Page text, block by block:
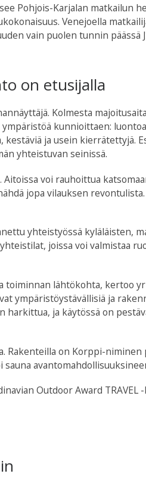
Pohjois-Karjalan matkailun
Venejoella
vain puolen tunnin päässä
on etusijalla
Kolmesta
kunnioittaen:
kestäviä ja usein kierrätettyjä.
yhteistuvan seinissä.
voi rauhoittua
jopa vilauksen
yhteistyössä kyläläisten,
joissa voi valmistaa
toiminnan lähtökohta, kertoo
ympäristöystävällisiä ja
harkittua, ja käytössä on
Rakenteilla on Korppi-niminen
Outdoor Award TRAVEL